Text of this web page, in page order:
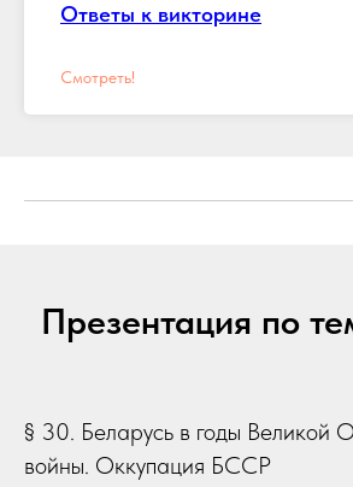
Ответы к викторине
Смотреть!
Презентация по
§ 30. Беларусь в годы Великой
войны. Оккупация БССР